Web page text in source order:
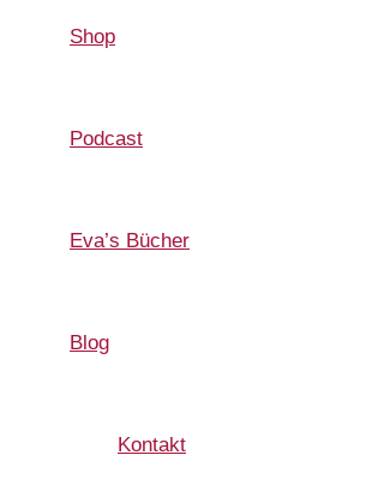
Shop
Podcast
Eva’s Bücher
Blog
Kontakt